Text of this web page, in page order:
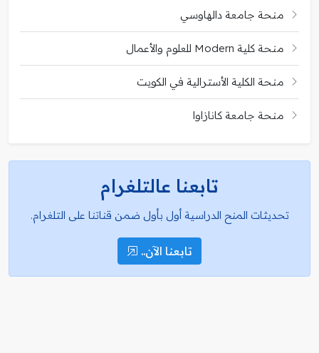
منحة جامعة دالهاوسي
منحة كلية Modern للعلوم والأعمال
منحة الكلية الأسترالية في الكويت
منحة جامعة كانازاوا
تابعنا عالتلغرام
تحديثات المنح الدراسية أول بأول ضمن قناتنا على التلغرام.
تابعنا الآن..